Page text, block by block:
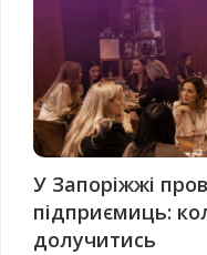
У Запоріжжі
підприємиць:
долучитись